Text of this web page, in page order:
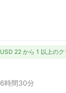
USD 22 から 1 以上のク
6時間30分